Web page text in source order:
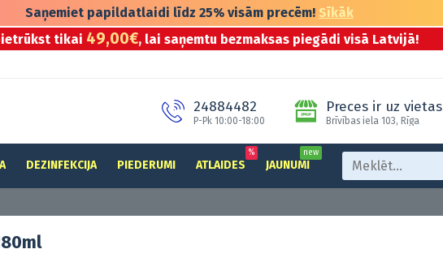
Saņemiet papildatlaidi līdz 25% visām precēm! Sīkāk
tikai 49,00€, lai saņemtu bezmaksas piegādi visā Latvijā!
24884482
P-Pk 10:00-18:00
Preces ir uz vietas
Brīvības iela 103, Rīga
DEZINFEKCIJA PIEDERUMI ATLAIDES
%
JAUNUMI
new